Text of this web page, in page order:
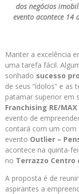
dos negócios
evento acontece 14
Manter a excelência
uma tarefa fácil.
sonhado sucesso
de seus “ídolos” e as
patamar superior em
Franchising RE/MAX
evento de
contará com um com
evento Outlier –
acontece na quinta-
no Terrazzo Centro
A proposta é de
aspirantes a